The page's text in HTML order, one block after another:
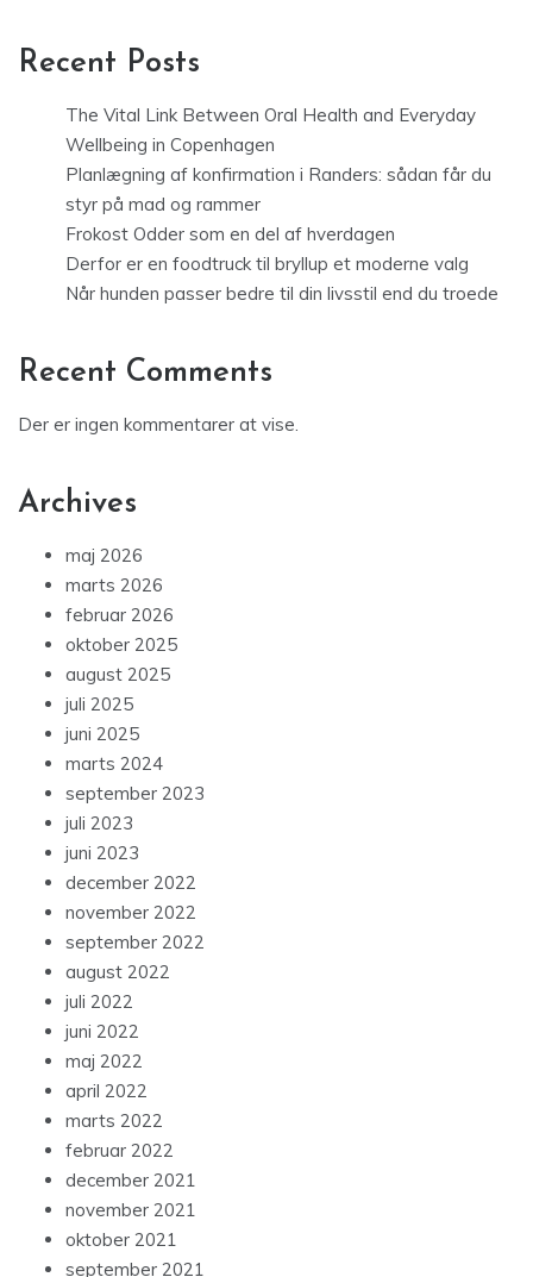
Recent Posts
The Vital Link Between Oral Health and Everyday
Wellbeing in Copenhagen
Planlægning af konfirmation i Randers: sådan får du
styr på mad og rammer
Frokost Odder som en del af hverdagen
Derfor er en foodtruck til bryllup et moderne valg
Når hunden passer bedre til din livsstil end du troede
Recent Comments
Der er ingen kommentarer at vise.
Archives
maj 2026
marts 2026
februar 2026
oktober 2025
august 2025
juli 2025
juni 2025
marts 2024
september 2023
juli 2023
juni 2023
december 2022
november 2022
september 2022
august 2022
juli 2022
juni 2022
maj 2022
april 2022
marts 2022
februar 2022
december 2021
november 2021
oktober 2021
september 2021